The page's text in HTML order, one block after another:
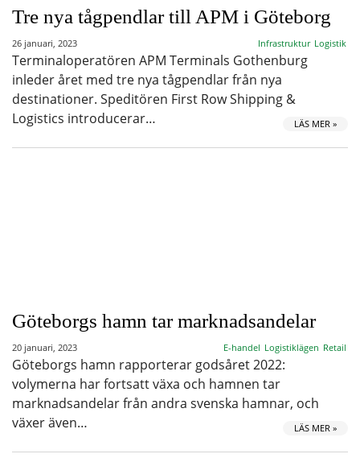
Tre nya tågpendlar till APM i Göteborg
26 januari, 2023 Infrastruktur Logistik
Terminaloperatören APM Terminals Gothenburg
inleder året med tre nya tågpendlar från nya
destinationer. Speditören First Row Shipping &
Logistics introducerar…
LÄS MER »
Göteborgs hamn tar marknadsandelar
20 januari, 2023 E-handel Logistiklägen Retail
Göteborgs hamn rapporterar godsåret 2022:
volymerna har fortsatt växa och hamnen tar
marknadsandelar från andra svenska hamnar, och
växer även…
LÄS MER »